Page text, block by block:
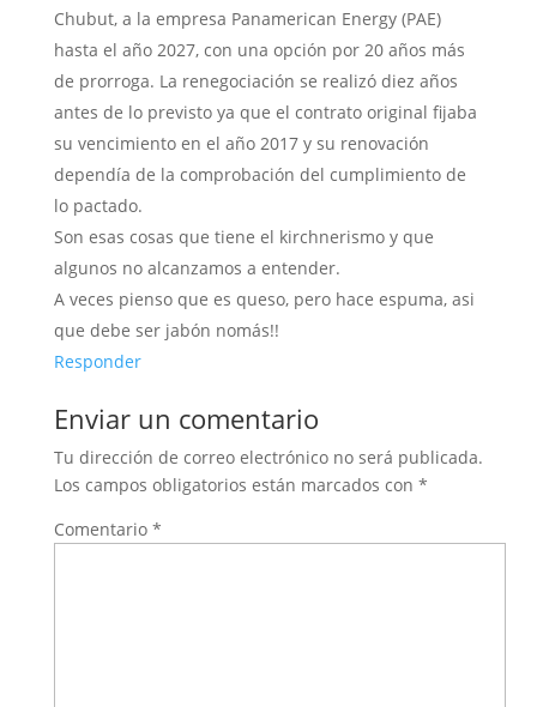
Chubut, a la empresa Panamerican Energy (PAE)
hasta el año 2027, con una opción por 20 años más
de prorroga. La renegociación se realizó diez años
antes de lo previsto ya que el contrato original fijaba
su vencimiento en el año 2017 y su renovación
dependía de la comprobación del cumplimiento de
lo pactado.
Son esas cosas que tiene el kirchnerismo y que
algunos no alcanzamos a entender.
A veces pienso que es queso, pero hace espuma, asi
que debe ser jabón nomás!!
Responder
Enviar un comentario
Tu dirección de correo electrónico no será publicada.
Los campos obligatorios están marcados con *
Comentario *